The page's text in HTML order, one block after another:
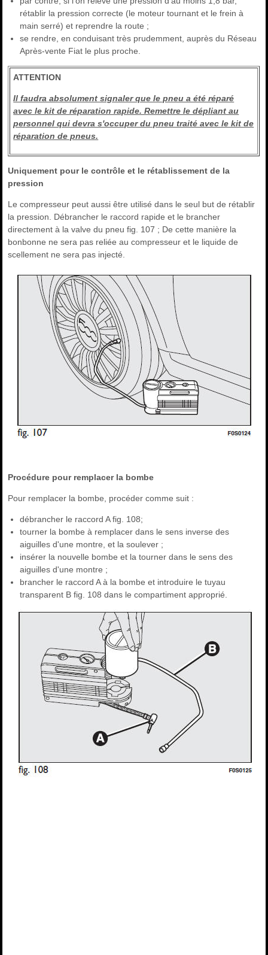
rétablir la pression correcte (le moteur tournant et le frein à
main serré) et reprendre la route ;
se rendre, en conduisant très prudemment, auprès du Réseau
Après-vente Fiat le plus proche.
ATTENTION
Il faudra absolument signaler que le pneu a été réparé
avec le kit de réparation rapide. Remettre le dépliant au
personnel qui devra s'occuper du pneu traité avec le kit de
réparation de pneus.
Uniquement pour le contrôle et le rétablissement de la
pression
Le compresseur peut aussi être utilisé dans le seul but de rétablir
la pression. Débrancher le raccord rapide et le brancher
directement à la valve du pneu fig. 107 ; De cette manière la
bonbonne ne sera pas reliée au compresseur et le liquide de
scellement ne sera pas injecté.
Procédure pour remplacer la bombe
Pour remplacer la bombe, procéder comme suit :
débrancher le raccord A fig. 108;
tourner la bombe à remplacer dans le sens inverse des
aiguilles d'une montre, et la soulever ;
insérer la nouvelle bombe et la tourner dans le sens des
aiguilles d'une montre ;
brancher le raccord A à la bombe et introduire le tuyau
transparent B fig. 108 dans le compartiment approprié.